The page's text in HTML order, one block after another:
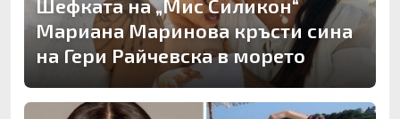
Шефката на „Мис Силикон“
Мариана Маринова кръсти сина
на Гери Райчевска в морето